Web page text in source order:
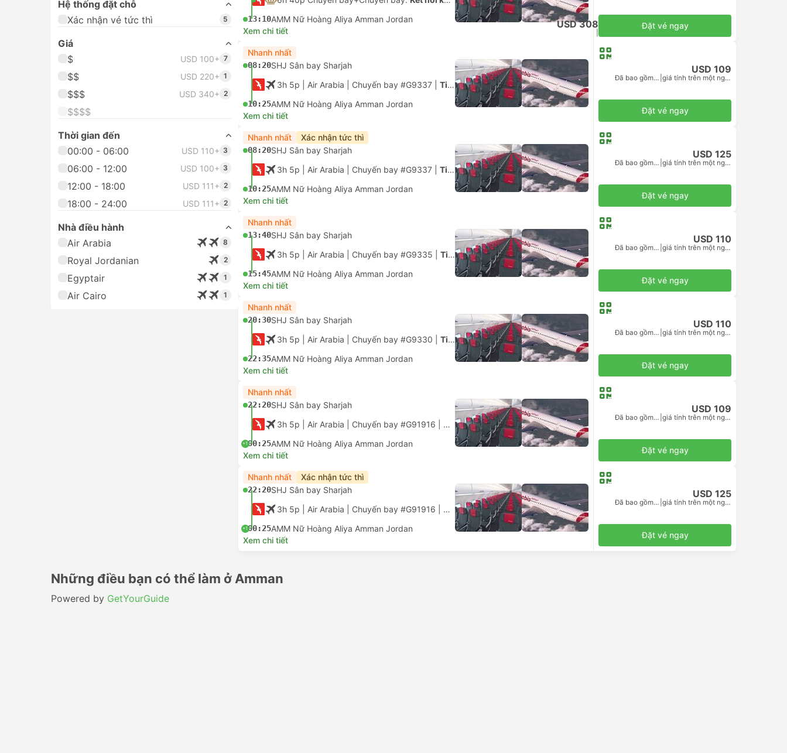
Hệ thống đặt chỗ
Xác nhận vé tức thì
5
Giá
$
USD 100+ 7
$$ USD 220+ 1
$$$ USD 340+ 2
$$$$
Thời gian đến
00:00 - 06:00
USD 110+ 3
06:00 - 12:00 USD 100+ 3
12:00 - 18:00 USD 111+ 2
18:00 - 24:00 USD 111+ 2
Nhà điều hành
Air Arabia
8
Royal Jordanian 2
Egyptair 1
Air Cairo 1
13:10AMM Nữ Hoàng Aliya Amman Jordan
Xem chi tiết
USD 308
Đã bao gồm thuế
giá tính trên một người lớn
Đặt vé ngay
Nhanh nhất
08:20SHJ Sân bay Sharjah
3h 5p | Air Arabia Chuyến bay #G9337 Tiết kiệm
10:25AMM Nữ Hoàng Aliya Amman Jordan
Xem chi tiết
USD 109
Đã bao gồm thuế | giá tính trên một người lớn
Đặt vé ngay
Nhanh nhất Xác nhận tức thì
08:20SHJ Sân bay Sharjah
3h 5p | Air Arabia Chuyến bay #G9337 Tiết kiệm
10:25AMM Nữ Hoàng Aliya Amman Jordan
Xem chi tiết
USD 125
Đã bao gồm thuế | giá tính trên một người lớn
Đặt vé ngay
Nhanh nhất
13:40SHJ Sân bay Sharjah
3h 5p | Air Arabia Chuyến bay #G9335 Tiết kiệm
15:45AMM Nữ Hoàng Aliya Amman Jordan
Xem chi tiết
USD 110
Đã bao gồm thuế | giá tính trên một người lớn
Đặt vé ngay
Nhanh nhất
20:30SHJ Sân bay Sharjah
3h 5p | Air Arabia Chuyến bay #G9330 Tiết kiệm
22:35AMM Nữ Hoàng Aliya Amman Jordan
Xem chi tiết
USD 110
Đã bao gồm thuế | giá tính trên một người lớn
Đặt vé ngay
Nhanh nhất
22:20SHJ Sân bay Sharjah
3h 5p | Air Arabia Chuyến bay #G91916 Tiết kiệm
+100:25AMM Nữ Hoàng Aliya Amman Jordan
Xem chi tiết
USD 109
Đã bao gồm thuế | giá tính trên một người lớn
Đặt vé ngay
Nhanh nhất Xác nhận tức thì
22:20SHJ Sân bay Sharjah
3h 5p | Air Arabia Chuyến bay #G91916 Tiết kiệm
+100:25AMM Nữ Hoàng Aliya Amman Jordan
Xem chi tiết
USD 125
Đã bao gồm thuế | giá tính trên một người lớn
Đặt vé ngay
Những điều bạn có thể làm ở Amman
Powered by GetYourGuide